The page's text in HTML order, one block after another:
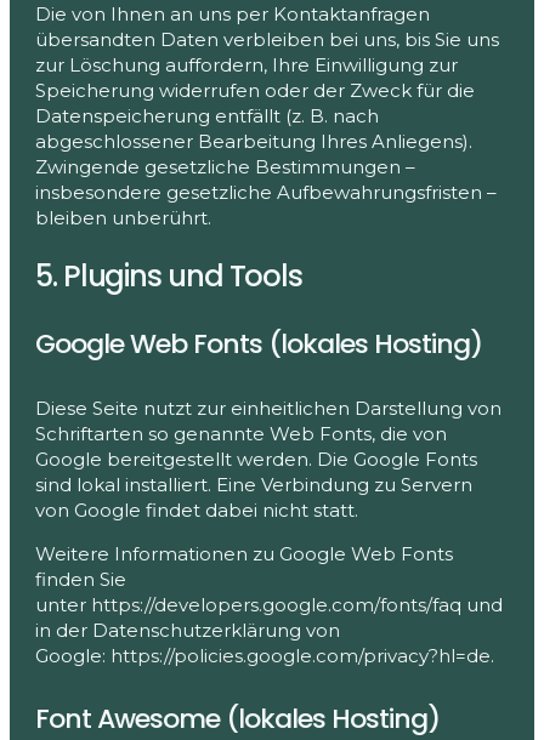
Die von Ihnen an uns per Kontaktanfragen
übersandten Daten verbleiben bei uns, bis Sie uns
zur Löschung auffordern, Ihre Einwilligung zur
Speicherung widerrufen oder der Zweck für die
Datenspeicherung entfällt (z. B. nach
abgeschlossener Bearbeitung Ihres Anliegens).
Zwingende gesetzliche Bestimmungen –
insbesondere gesetzliche Aufbewahrungsfristen –
bleiben unberührt.
5. Plugins und Tools
Google Web Fonts (lokales Hosting)
Diese Seite nutzt zur einheitlichen Darstellung von
Schriftarten so genannte Web Fonts, die von
Google bereitgestellt werden. Die Google Fonts
sind lokal installiert. Eine Verbindung zu Servern
von Google findet dabei nicht statt.
Weitere Informationen zu Google Web Fonts
finden Sie
unter https://developers.google.com/fonts/faq und
in der Datenschutzerklärung von
Google: https://policies.google.com/privacy?hl=de.
Font Awesome (lokales Hosting)